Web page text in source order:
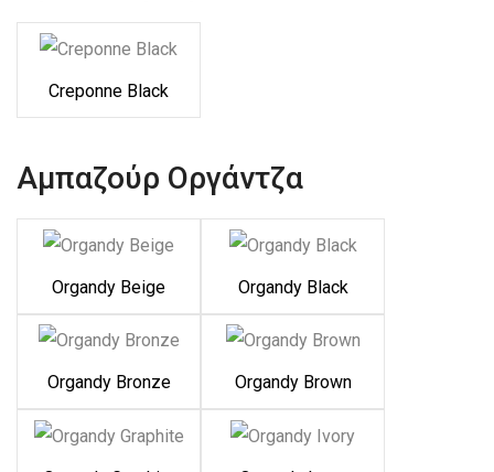
Creponne Black
Αμπαζούρ Οργάντζα
Organdy Beige Organdy Black
Organdy Bronze Organdy Brown